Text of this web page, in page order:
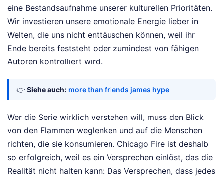
eine Bestandsaufnahme unserer kulturellen Prioritäten.
Wir investieren unsere emotionale Energie lieber in
Welten, die uns nicht enttäuschen können, weil ihr
Ende bereits feststeht oder zumindest von fähigen
Autoren kontrolliert wird.
👉 Siehe auch: more than friends james hype
Wer die Serie wirklich verstehen will, muss den Blick
von den Flammen weglenken und auf die Menschen
richten, die sie konsumieren. Chicago Fire ist deshalb
so erfolgreich, weil es ein Versprechen einlöst, das die
Realität nicht halten kann: Das Versprechen, dass jedes